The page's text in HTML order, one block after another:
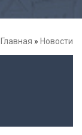
Главная » Новости